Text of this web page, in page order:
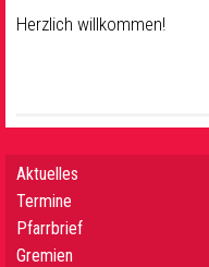
Herzlich willkommen!
Aktuelles
Termine
Pfarrbrief
Gremien